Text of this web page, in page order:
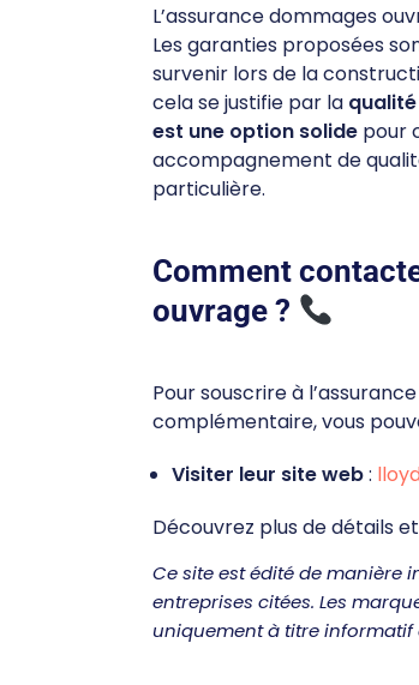
L’assurance dommages
Les garanties proposées
survenir lors de la
cela se justifie par la
est une option solide pour
accompagnement de
particulière.
Comment
ouvrage ?
Pour souscrire à
complémentaire, vous
Visiter leur site web:
Découvrez plus de détails et
Ce site est édité de manière
entreprises citées. Les
uniquement à titre informatif